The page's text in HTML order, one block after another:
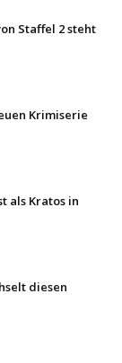
Staffel 2 steht
Krimiserie
als Kratos in
diesen